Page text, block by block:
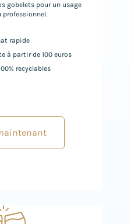
gobelets pour un usage
professionnel.
rapide
à partir de 100 euros
recyclables